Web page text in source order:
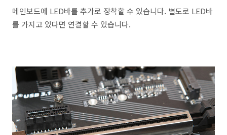
메인보드에 LED바를 추가로 장착할 수 있습니다. 별도로 LED바
를 가지고 있다면 연결할 수 있습니다.